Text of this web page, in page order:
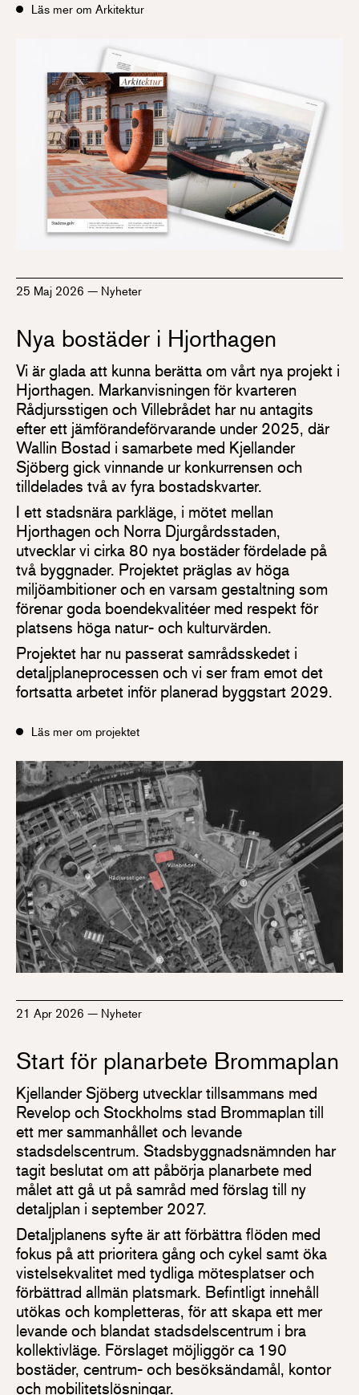
Läs mer om Arkitektur
25 Maj 2026 — Nyheter
Nya bostäder i Hjorthagen
Vi är glada att kunna berätta om vårt nya projekt i
Hjorthagen. Markanvisningen för kvarteren
Rådjursstigen och Villebrådet har nu antagits
efter ett jämförandeförvarande under 2025, där
Wallin Bostad i samarbete med Kjellander
Sjöberg gick vinnande ur konkurrensen och
tilldelades två av fyra bostadskvarter.
I ett stadsnära parkläge, i mötet mellan
Hjorthagen och Norra Djurgårdsstaden,
utvecklar vi cirka 80 nya bostäder fördelade på
två byggnader. Projektet präglas av höga
miljöambitioner och en varsam gestaltning som
förenar goda boendekvalitéer med respekt för
platsens höga natur- och kulturvärden.
Projektet har nu passerat samrådsskedet i
detaljplaneprocessen och vi ser fram emot det
fortsatta arbetet inför planerad byggstart 2029.
Läs mer om projektet
21 Apr 2026 — Nyheter
Start för planarbete Brommaplan
Kjellander Sjöberg utvecklar tillsammans med
Revelop och Stockholms stad Brommaplan till
ett mer sammanhållet och levande
stadsdelscentrum. Stadsbyggnadsnämnden har
tagit beslutat om att påbörja planarbete med
målet att gå ut på samråd med förslag till ny
detaljplan i september 2027.
Detaljplanens syfte är att förbättra flöden med
fokus på att prioritera gång och cykel samt öka
vistelsekvalitet med tydliga mötesplatser och
förbättrad allmän platsmark. Befintligt innehåll
utökas och kompletteras, för att skapa ett mer
levande och blandat stadsdelscentrum i bra
kollektivläge. Förslaget möjliggör ca 190
bostäder, centrum- och besöksändamål, kontor
och mobilitetslösningar.